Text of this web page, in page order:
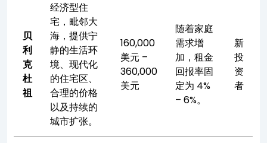
贝
利
克
杜
祖
经济型住
宅，毗邻大
海，提供宁
静的生活环
境、现代化
的住宅区、
合理的价格
以及持续的
城市扩张。
160,000
美元 –
360,000
美元
随着家庭
需求增
加，租金
回报率固
定为 4%
– 6%。
新
投
资
者